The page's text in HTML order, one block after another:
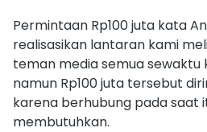
Permintaan Rp100 juta kata
realisasikan lantaran kami
teman media semua sewaktu
namun Rp100 juta tersebut
karena berhubung pada saat
membutuhkan.